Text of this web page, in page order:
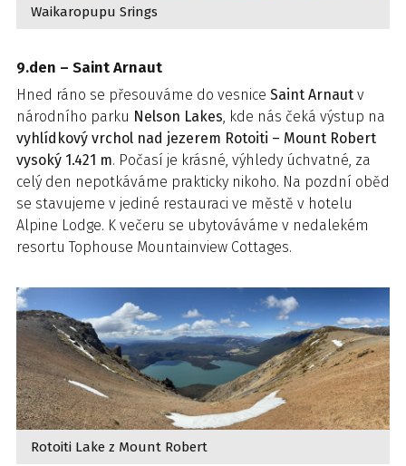
Waikaropupu Srings
9.den – Saint Arnaut
Hned ráno se přesouváme do vesnice Saint Arnaut v
národního parku Nelson Lakes, kde nás čeká výstup na
vyhlídkový vrchol nad jezerem Rotoiti – Mount Robert
vysoký 1.421 m. Počasí je krásné, výhledy úchvatné, za
celý den nepotkáváme prakticky nikoho. Na pozdní oběd
se stavujeme v jediné restauraci ve městě v hotelu
Alpine Lodge. K večeru se ubytováváme v nedalekém
resortu Tophouse Mountainview Cottages.
Rotoiti Lake z Mount Robert